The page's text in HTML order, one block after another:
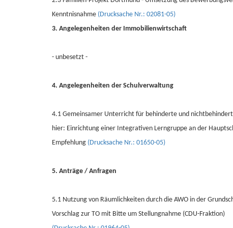
Kenntnisnahme (Drucksache Nr.: 02081-05)
3. Angelegenheiten der Immobilienwirtschaft
- unbesetzt -
4. Angelegenheiten der Schulverwaltung
4.1 Gemeinsamer Unterricht für behinderte und
hier: Einrichtung einer Integrativen Lerngruppe an der
Empfehlung (Drucksache Nr.: 01650-05)
5. Anträge / Anfragen
5.1 Nutzung von Räumlichkeiten durch die AWO in der
Vorschlag zur TO mit Bitte um Stellungnahme (CDU-Fraktion)